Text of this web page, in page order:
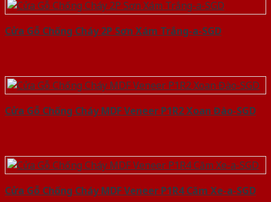
Cửa Gỗ Chống Cháy 2P Sơn Xám Trắng-a-SGD
Cửa Gỗ Chống Cháy MDF Veneer P1R2 Xoan Đào-SGD
Cửa Gỗ Chống Cháy MDF Veneer P1R4 Căm Xe-a-SGD